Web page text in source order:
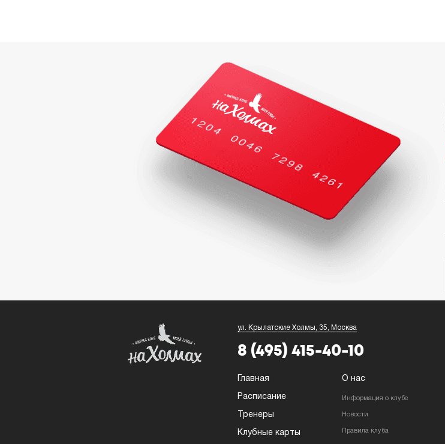
ул. Крылатские Холмы, 35, Москва
8 (495) 415-40-10
Главная
Расписание
Тренеры
Клубные карты
О нас
Информация о клубе
Новости
Правила клуба